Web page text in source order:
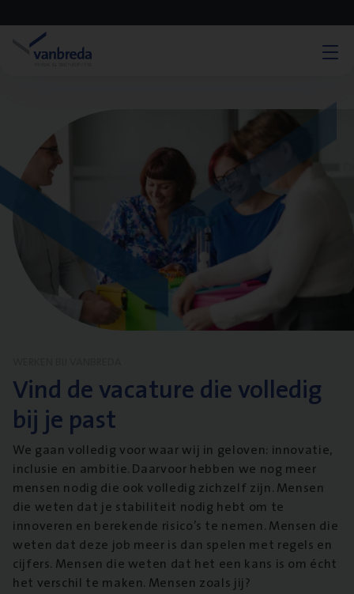
Vind de vacature die volledig
bij je past
We gaan volledig voor waar wij in geloven: innovatie,
inclusie en ambitie. Daarvoor hebben we nog meer
mensen nodig die ook volledig zichzelf zijn. Mensen
die weten dat je stabiliteit nodig hebt om te
innoveren en berekende risico’s te nemen. Mensen die
weten dat deze job meer is dan spelen met regels en
cijfers. Mensen die weten dat het een kans is om écht
het verschil te maken. Mensen zoals jij?